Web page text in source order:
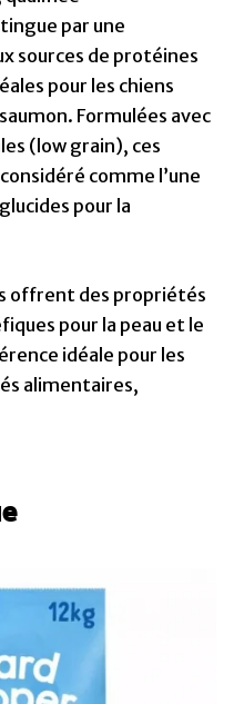
par une
sources de protéines
pour les chiens
Formulées avec
(low grain), ces
comme l’une
pour la
offrent des propriétés
pour la peau et le
idéale pour les
alimentaires,